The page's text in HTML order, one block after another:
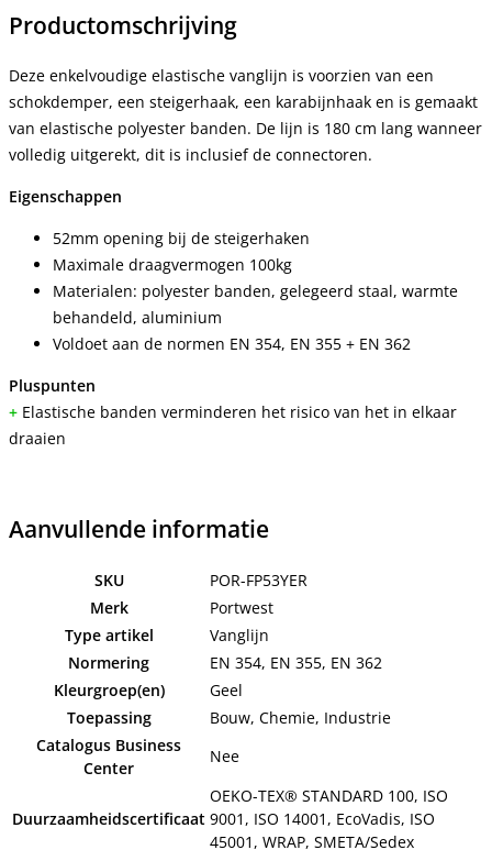
Productomschrijving
Deze enkelvoudige elastische vanglijn is voorzien van een
schokdemper, een steigerhaak, een karabijnhaak en is gemaakt
van elastische polyester banden. De lijn is 180 cm lang wanneer
volledig uitgerekt, dit is inclusief de connectoren.
Eigenschappen
52mm opening bij de steigerhaken
Maximale draagvermogen 100kg
Materialen: polyester banden, gelegeerd staal, warmte
behandeld, aluminium
Voldoet aan de normen EN 354, EN 355 + EN 362
Pluspunten
+ Elastische banden verminderen het risico van het in elkaar
draaien
Aanvullende informatie
SKU
POR-FP53YER
Merk
Portwest
Type artikel
Vanglijn
Normering
EN 354, EN 355, EN 362
Kleurgroep(en)
Geel
Toepassing
Bouw, Chemie, Industrie
Catalogus Business
Center
Nee
Duurzaamheidscertificaat
OEKO-TEX® STANDARD 100, ISO
9001, ISO 14001, EcoVadis, ISO
45001, WRAP, SMETA/Sedex